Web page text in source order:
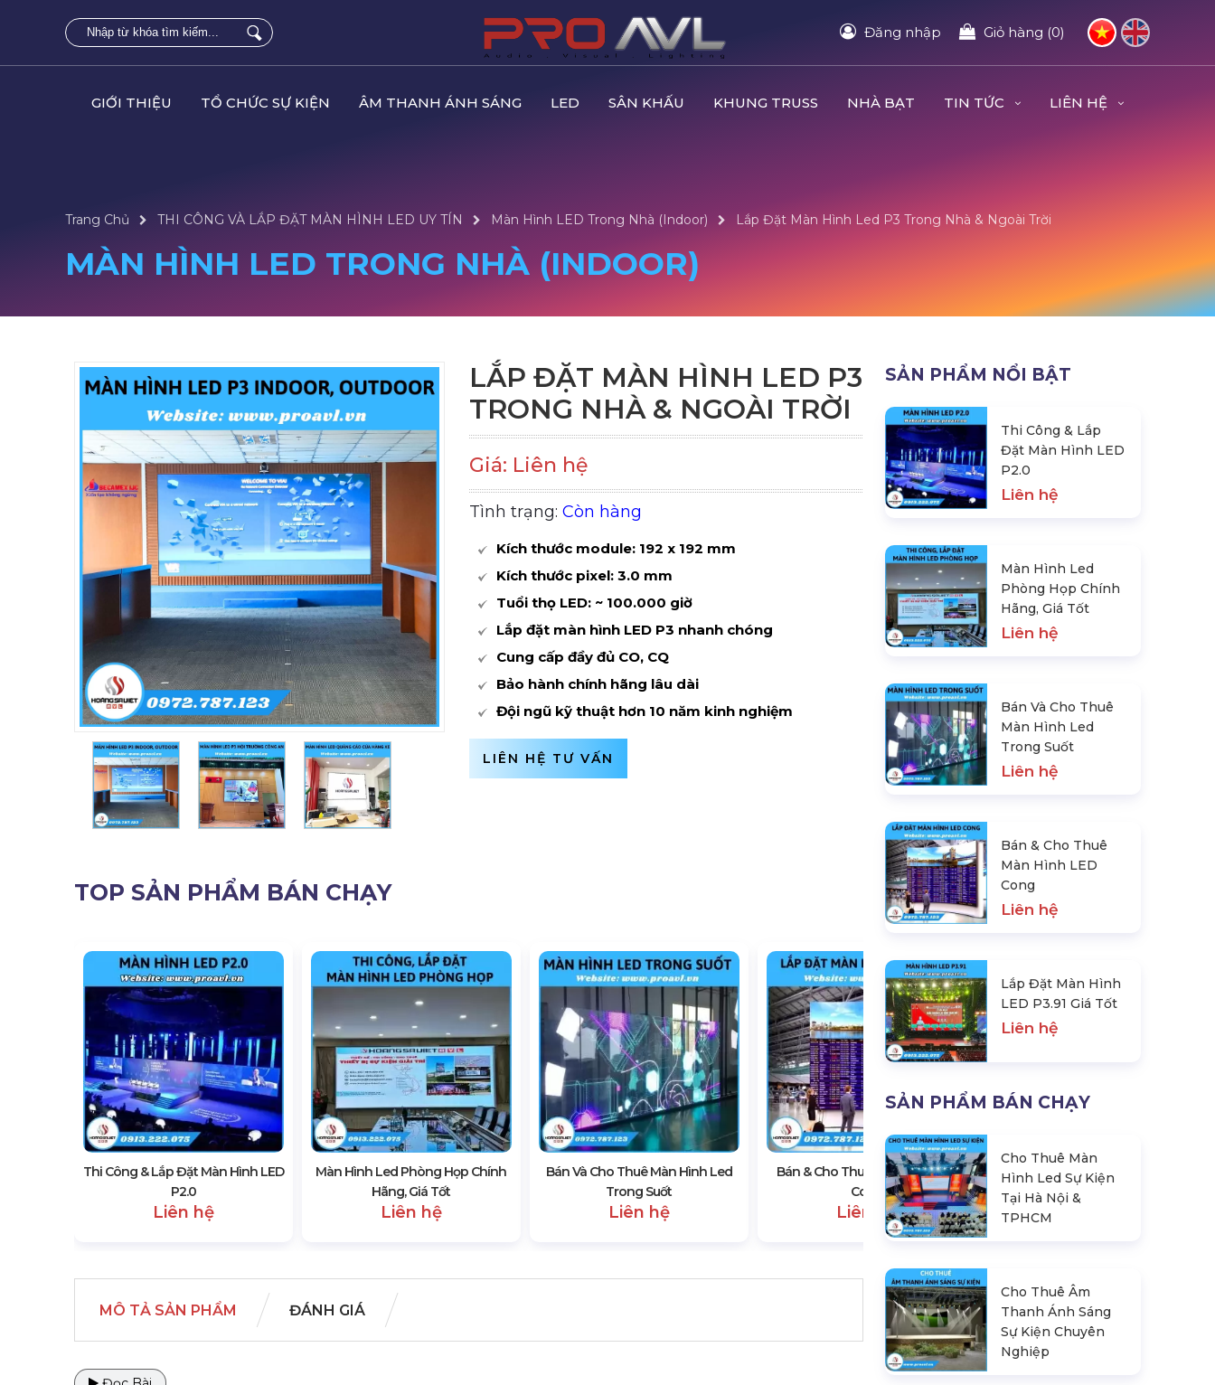
Đăng nhập Giỏ hàng (0)
GIỚI THIỆU TỔ CHỨC SỰ KIỆN ÂM THANH ÁNH SÁNG LED SÂN KHẤU KHUNG TRUSS NHÀ BẠT TIN TỨC LIÊN HỆ
Trang Chủ THI CÔNG VÀ LẮP ĐẶT MÀN HÌNH LED UY TÍN Màn Hình LED Trong Nhà (Indoor) Lắp Đặt Màn Hình Led P3 Trong Nhà & Ngoài Trời
MÀN HÌNH LED TRONG NHÀ (INDOOR)
LẮP ĐẶT MÀN HÌNH LED P3
TRONG NHÀ & NGOÀI TRỜI
Giá: Liên hệ
Tình trạng: Còn hàng
Kích thước module: 192 x 192 mm
Kích thước pixel: 3.0 mm
Tuổi thọ LED: ~ 100.000 giờ
Lắp đặt màn hình LED P3 nhanh chóng
Cung cấp đầy đủ CO, CQ
Bảo hành chính hãng lâu dài
Đội ngũ kỹ thuật hơn 10 năm kinh nghiệm
LIÊN HỆ TƯ VẤN
TOP SẢN PHẨM BÁN CHẠY
Thi Công & Lắp Đặt Màn Hình LED
P2.0
Liên hệ
Màn Hình Led Phòng Họp Chính
Hãng, Giá Tốt
Liên hệ
Bán Và Cho Thuê Màn Hình Led
Trong Suốt
Liên hệ
Bán & Cho Thuê Màn Hình LED
Cong
Liên hệ
Lắp Đặt Màn Hình LED P3.91 Giá
MÔ TẢ SẢN PHẨM ĐÁNH GIÁ
SẢN PHẨM NỔI BẬT
Thi Công & Lắp
Đặt Màn Hình LED
P2.0
Liên hệ
Màn Hình Led
Phòng Họp Chính
Hãng, Giá Tốt
Liên hệ
Bán Và Cho Thuê
Màn Hình Led
Trong Suốt
Liên hệ
Bán & Cho Thuê
Màn Hình LED
Cong
Liên hệ
Lắp Đặt Màn Hình
LED P3.91 Giá Tốt
Liên hệ
SẢN PHẨM BÁN CHẠY
Cho Thuê Màn
Hình Led Sự Kiện
Tại Hà Nội &
TPHCM
Cho Thuê Âm
Thanh Ánh Sáng
Sự Kiện Chuyên
Nghiệp